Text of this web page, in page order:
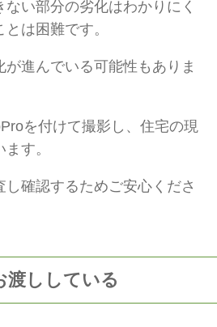
い部分の劣化はわかりにく
は困難です。
進んでいる可能性もありま
を付けて撮影し、住宅の現
す。
確認するためご安心くださ
渡ししている